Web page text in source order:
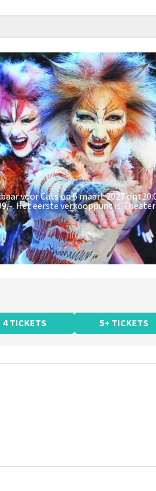
voor Cats op 6 maart 2027 om
. Het eerste verkooppunt is
4 TICKETS 5+ TICKETS